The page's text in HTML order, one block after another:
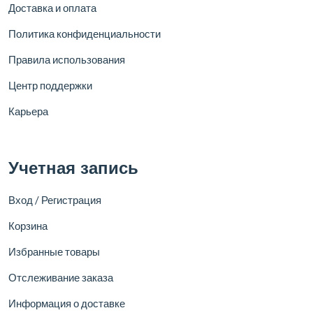
Доставка и оплата
Политика конфиденциальности
Правила использования
Центр поддержки
Карьера
Учетная запись
Вход / Регистрация
Корзина
Избранные товары
Отслеживание заказа
Информация о доставке